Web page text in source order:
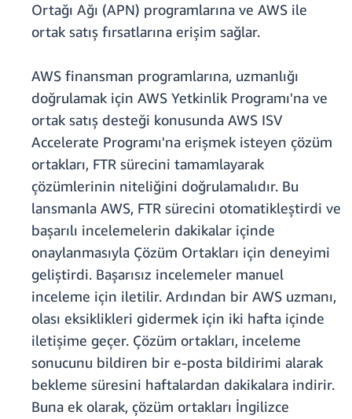
Ortağı Ağı (APN) programlarına ve AWS ile
ortak satış fırsatlarına erişim sağlar.
AWS finansman programlarına, uzmanlığı
doğrulamak için AWS Yetkinlik Programı'na ve
ortak satış desteği konusunda AWS ISV
Accelerate Programı'na erişmek isteyen çözüm
ortakları, FTR sürecini tamamlayarak
çözümlerinin niteliğini doğrulamalıdır. Bu
lansmanla AWS, FTR sürecini otomatikleştirdi ve
başarılı incelemelerin dakikalar içinde
onaylanmasıyla Çözüm Ortakları için deneyimi
geliştirdi. Başarısız incelemeler manuel
inceleme için iletilir. Ardından bir AWS uzmanı,
olası eksiklikleri gidermek için iki hafta içinde
iletişime geçer. Çözüm ortakları, inceleme
sonucunu bildiren bir e-posta bildirimi alarak
bekleme süresini haftalardan dakikalara indirir.
Buna ek olarak, çözüm ortakları İngilizce